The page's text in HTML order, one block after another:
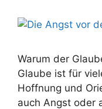
Warum der
Glaube ist für
Hoffnung und
auch Angst oder